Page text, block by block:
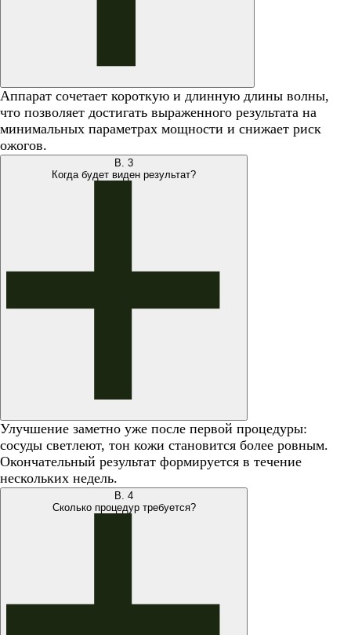
Аппарат сочетает короткую и длинную длины волны,
что позволяет достигать выраженного результата на
минимальных параметрах мощности и снижает риск
ожогов.
В. 3
Когда будет виден результат?
Улучшение заметно уже после первой процедуры:
сосуды светлеют, тон кожи становится более ровным.
Окончательный результат формируется в течение
нескольких недель.
В. 4
Сколько процедур требуется?